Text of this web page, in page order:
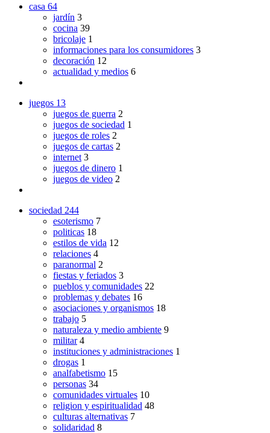
casa 64
jardín 3
cocina 39
bricolaje 1
informaciones para los consumidores 3
decoración 12
actualidad y medios 6
juegos 13
juegos de guerra 2
juegos de sociedad 1
juegos de roles 2
juegos de cartas 2
internet 3
juegos de dinero 1
juegos de video 2
sociedad 244
esoterismo 7
politicas 18
estilos de vida 12
relaciones 4
paranormal 2
fiestas y feriados 3
pueblos y comunidades 22
problemas y debates 16
asociaciones y organismos 18
trabajo 5
naturaleza y medio ambiente 9
militar 4
instituciones y administraciones 1
drogas 1
analfabetismo 15
personas 34
comunidades virtuales 10
religion y espiritualidad 48
culturas alternativas 7
solidaridad 8